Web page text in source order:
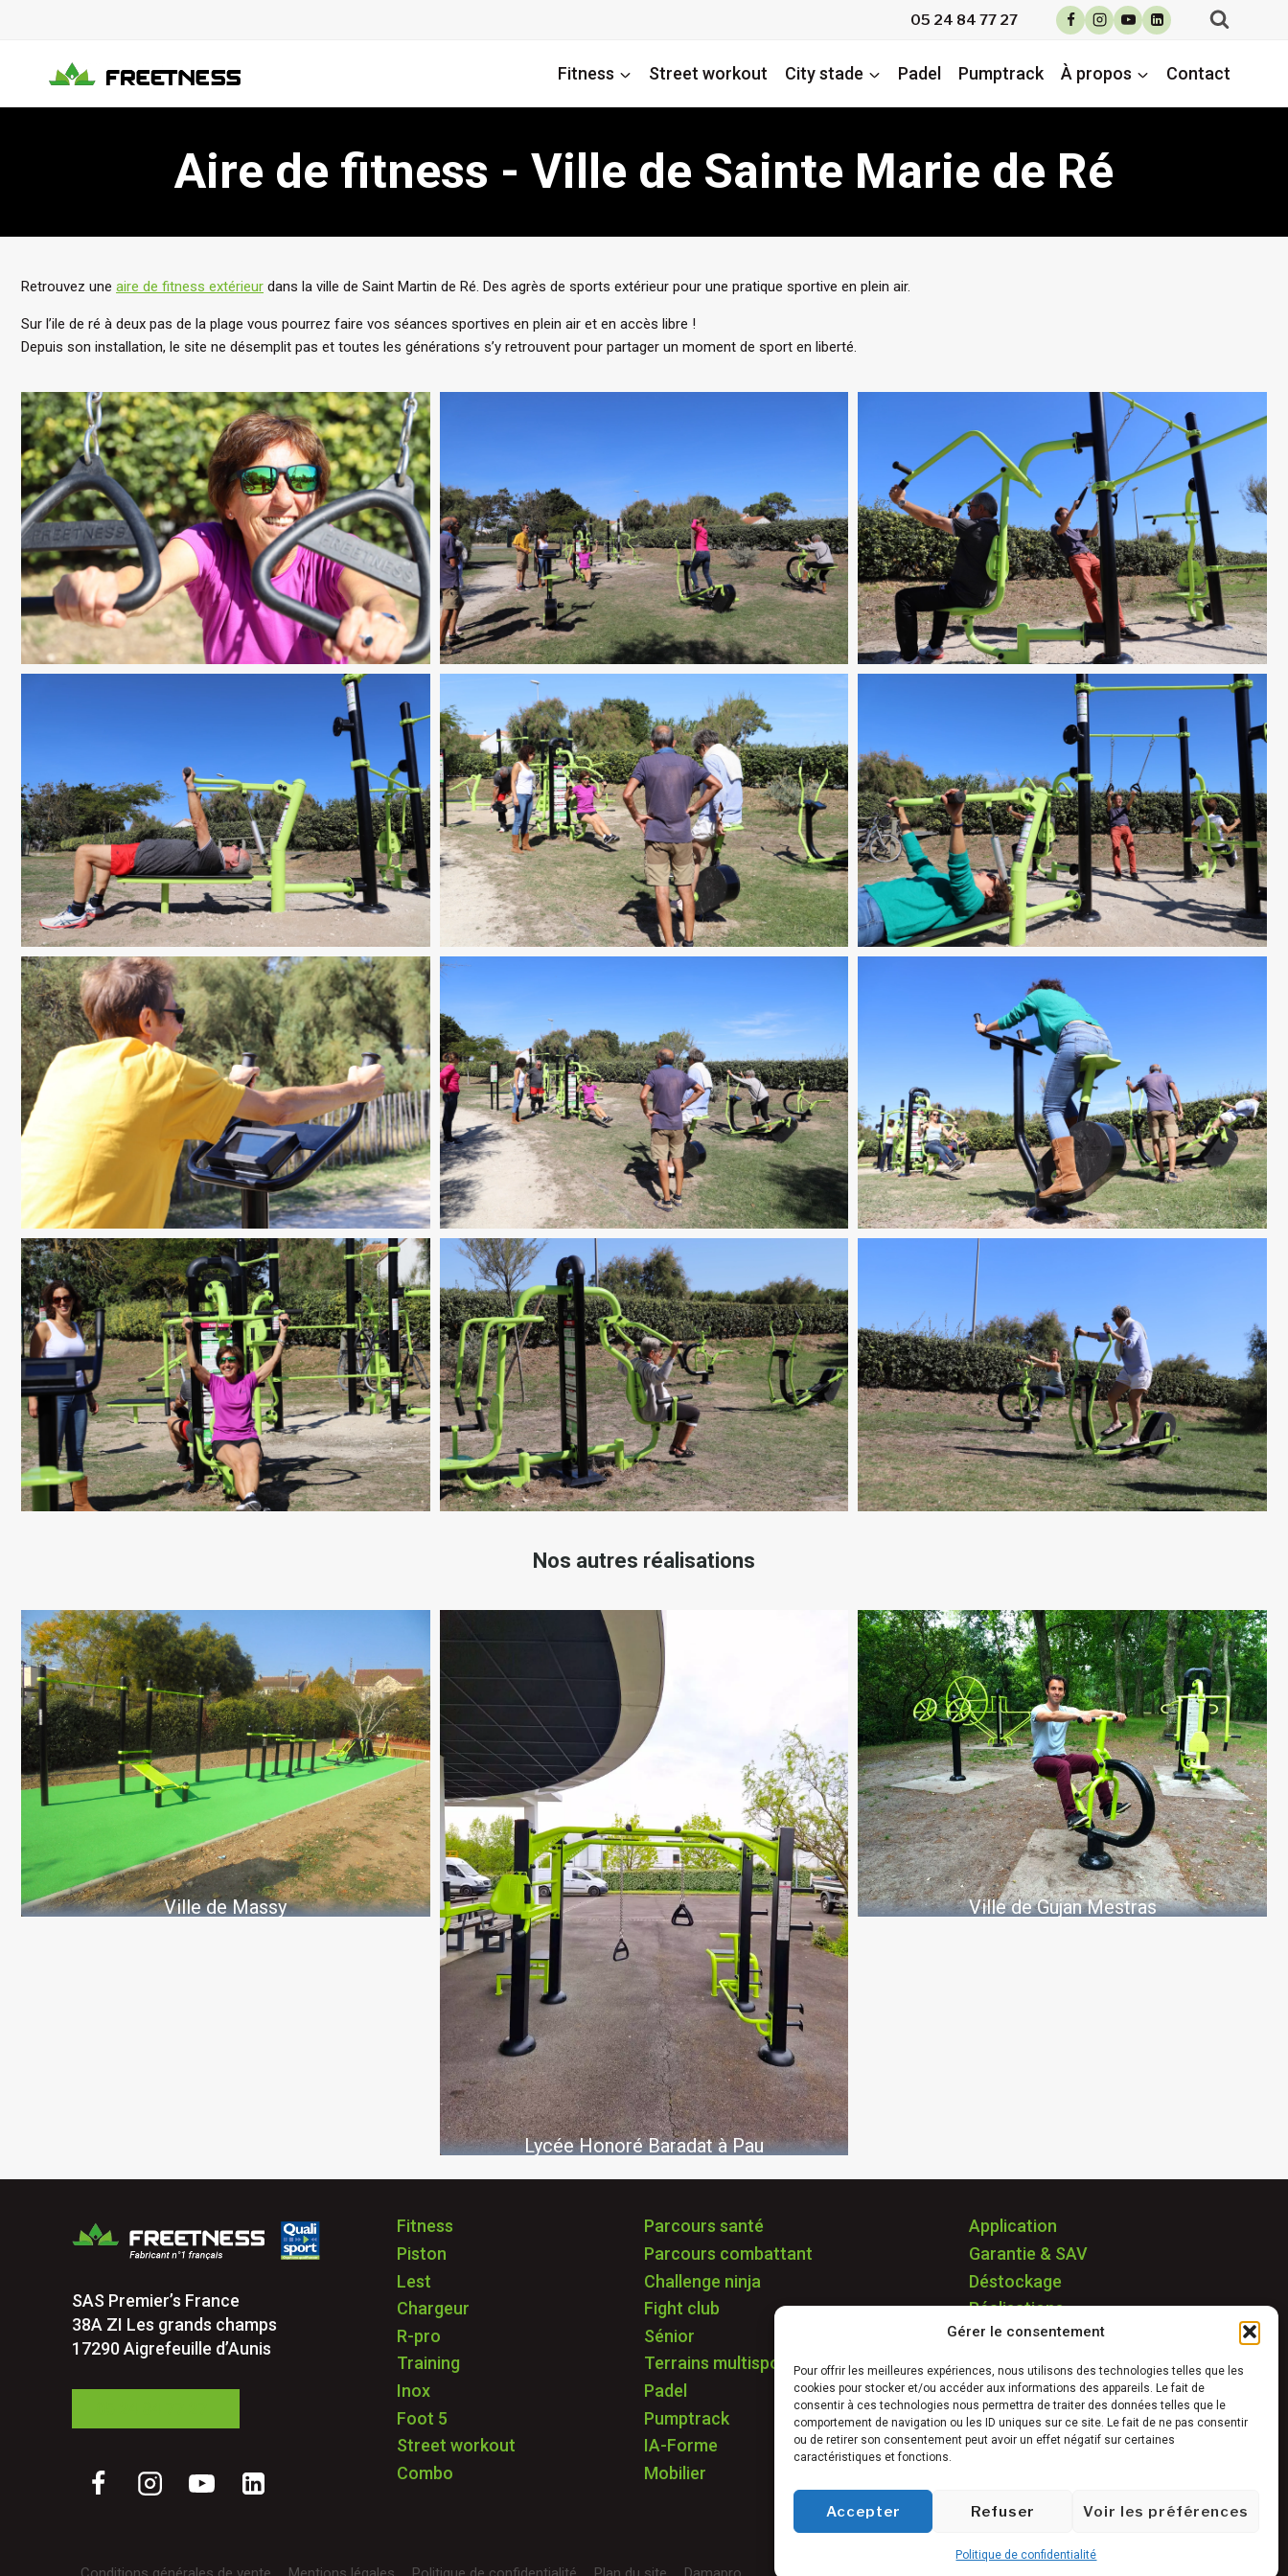
Gérer le consentement
Pour offrir les meilleures expériences, nous utilisons des technologies telles que les
cookies pour stocker et/ou accéder aux informations des appareils. Le fait de
consentir à ces technologies nous permettra de traiter des données telles que le
comportement de navigation ou les ID uniques sur ce site. Le fait de ne pas consentir
ou de retirer son consentement peut avoir un effet négatif sur certaines
caractéristiques et fonctions.
Accepter Refuser Voir les préférences
Politique de confidentialité
05 24 84 77 27
Fitness Street workout City stade Padel Pumptrack À propos Contact
Aire de fitness - Ville de Sainte Marie de Ré
Retrouvez une aire de fitness extérieur dans la ville de Saint Martin de Ré. Des agrès de sports extérieur pour une pratique sportive en plein air.
Sur l’ile de ré à deux pas de la plage vous pourrez faire vos séances sportives en plein air et en accès libre !
Depuis son installation, le site ne désemplit pas et toutes les générations s’y retrouvent pour partager un moment de sport en liberté.
Nos autres réalisations
Ville de Massy
Lycée Honoré Baradat à Pau
Ville de Gujan Mestras
SAS Premier’s France
38A ZI Les grands champs
17290 Aigrefeuille d’Aunis
Fitness
Parcours santé
Piston
Parcours combattant
Lest
Challenge ninja
Chargeur
Fight club
R-pro
Sénior
Training
Terrains multisports
Inox
Padel
Foot 5
Pumptrack
Street workout
IA-Forme
Combo
Mobilier
Application
Garantie & SAV
Déstockage
Réalisations
FAQ
Blog
Contact